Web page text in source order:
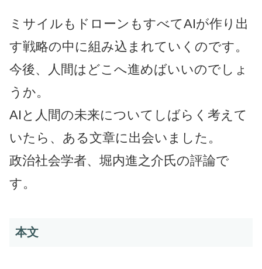
ミサイルもドローンもすべてAIが作り出
す戦略の中に組み込まれていくのです。
今後、人間はどこへ進めばいいのでしょ
うか。
AIと人間の未来についてしばらく考えて
いたら、ある文章に出会いました。
政治社会学者、堀内進之介氏の評論で
す。
本文